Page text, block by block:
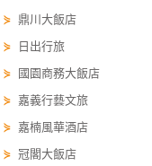
會
員
帳
⋟鼎川大飯店
⋟
日出行旅
⋟
國園商務大飯店
⋟ 嘉義行藝文旅
⋟ 嘉楠風華酒店
⋟冠閣大飯店